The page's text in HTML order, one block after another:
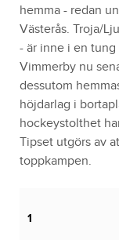
hemma - redan
Västerås. Troja/
- är inne i en
Vimmerby nu
dessutom
höjdarlag i
hockeystolthet
Tipset utgörs av
toppkampen.
1